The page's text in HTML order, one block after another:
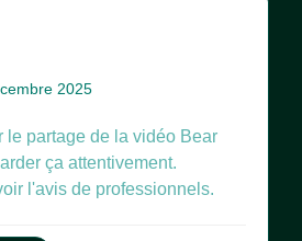
2025
le partage de la vidéo Bear
ça attentivement.
l'avis de professionnels.